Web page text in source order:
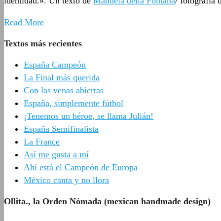
Read More
Textos más recientes
España Campeón
La Final más querida
Con las venas abiertas
España, simplemente fútbol
¡Tenemos un héroe, se llama Julián!
España Semifinalista
La France
Así me gusta a mí
Ahí está el Campeón de Europa
México canta y no llora
Ollita., la Orden Nómada (mexican handmade design)